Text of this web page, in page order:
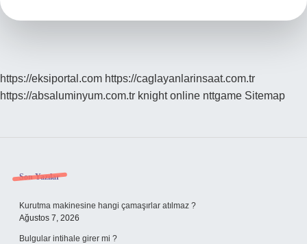
https://eksiportal.com https://caglayanlarinsaat.com.tr
https://absaluminyum.com.tr knight online nttgame Sitemap
Sidebar
Son Yazılar
Kurutma makinesine hangi çamaşırlar atılmaz ?
Ağustos 7, 2026
Bulgular intihale girer mi ?